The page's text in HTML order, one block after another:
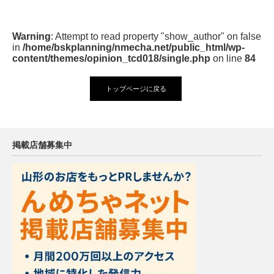
Warning: Attempt to read property "show_author" on false
in /home/bskplanning/nmecha.net/public_html/wp-
content/themes/opinion_tcd018/single.php on line 84
トップページに戻る
掲載店舗募集中